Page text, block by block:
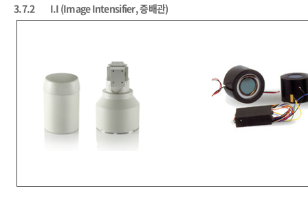
3.7.2 I.I (Image Intensifier, 증배관)